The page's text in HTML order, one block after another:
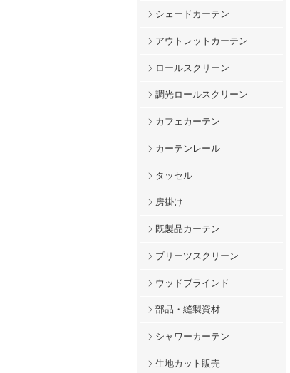
シェードカーテン
アウトレットカーテン
ロールスクリーン
調光ロールスクリーン
カフェカーテン
カーテンレール
タッセル
房掛け
既製品カーテン
プリーツスクリーン
ウッドブラインド
部品・縫製資材
シャワーカーテン
生地カット販売